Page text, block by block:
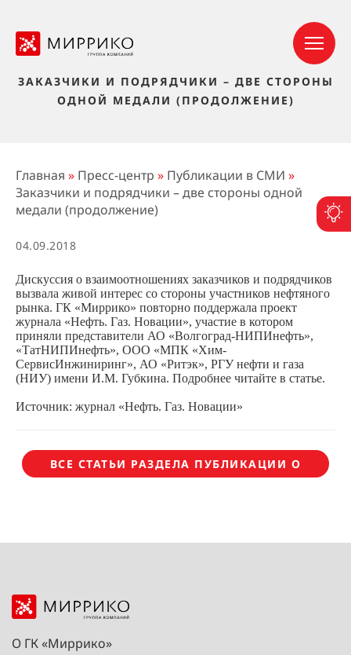
ЗАКАЗЧИКИ И ПОДРЯДЧИКИ – ДВЕ СТОРОНЫ
ОДНОЙ МЕДАЛИ (ПРОДОЛЖЕНИЕ)
Главная » Пресс-центр » Публикации в СМИ »
Заказчики и подрядчики – две стороны одной
медали (продолжение)
04.09.2018
Дискуссия о взаимоотношениях заказчиков и подрядчиков
вызвала живой интерес со стороны участников нефтяного
рынка. ГК «Миррико» повторно поддержала проект
журнала «Нефть. Газ. Новации», участие в котором
приняли представители АО «Волгоград-НИПИнефть»,
«ТатНИПИнефть», ООО «МПК «Хим-
СервисИнжиниринг», АО «Ритэк», РГУ нефти и газа
(НИУ) имени И.М. Губкина. Подробнее читайте в статье.
Источник: журнал «Нефть. Газ. Новации»
ВСЕ СТАТЬИ РАЗДЕЛА ПУБЛИКАЦИИ О
О ГК «Миррико»